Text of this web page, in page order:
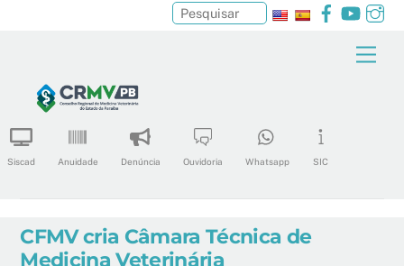
content
Facebook
Siscad Anuidade Denúncia Ouvidoria Whatsapp SIC
Pesquisar
CFMV cria Câmara Técnica de
Medicina Veterinária